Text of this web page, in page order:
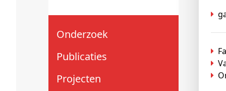
Medewerkers
Onderzoek
Publicaties
Projecten